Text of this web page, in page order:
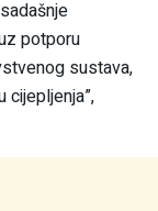
potporu
sustava,
cijepljenja”,